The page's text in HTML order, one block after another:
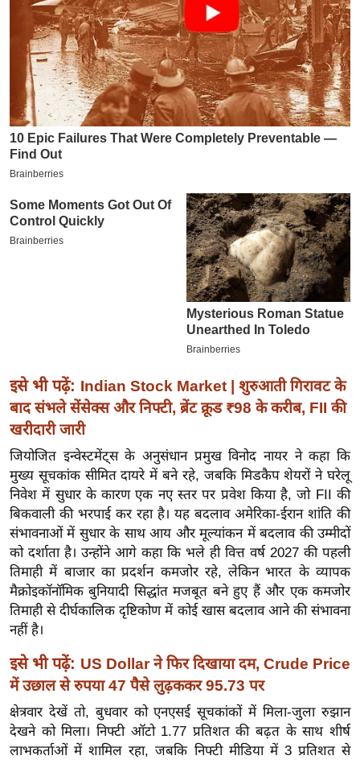
0
2
6
क्रा
इ
म
-
पे
बे
मि
सा
ल
श
ख्सि
य
त
यं
ग
इं
डि
या
सा
हि
त्य
ज
ग
इसे भी पढ़ें: Indian Stock Market | शुरुआती गिरावट के
बाद संभले सेंसेक्स और निफ्टी, ब्रेंट क्रूड ₹98 के करीब, FII की
खरीदारी जारी
जियोजित इन्वेस्टमेंट्स के अनुसंधान प्रमुख विनोद नायर ने कहा कि
मुख्य सूचकांक सीमित दायरे में बने रहे, जबकि मिडकैप शेयरों ने घरेलू
निवेश में सुधार के कारण एक नए स्तर पर प्रवेश किया है, जो FII की
बिकवाली की भरपाई कर रहा है। यह बदलाव अमेरिका-ईरान शांति की
संभावनाओं में सुधार के साथ आय और मूल्यांकन में बदलाव की उम्मीदों
को दर्शाता है। उन्होंने आगे कहा कि भले ही वित्त वर्ष 2027 की पहली
तिमाही में बाजार का प्रदर्शन कमजोर रहे, लेकिन भारत के व्यापक
मैक्रोइकॉनॉमिक बुनियादी सिद्धांत मजबूत बने हुए हैं और एक कमजोर
तिमाही से दीर्घकालिक दृष्टिकोण में कोई खास बदलाव आने की संभावना
नहीं है।
इसे भी पढ़ें: US Dollar ने फिर दिखाया दम, Crude Price
में उछाल से रुपया 47 पैसे लुढ़ककर 95.73 पर
क्षेत्रवार देखें तो, बुधवार को एनएसई सूचकांकों में मिला-जुला रुझान
देखने को मिला। निफ्टी ऑटो 1.77 प्रतिशत की बढ़त के साथ शीर्ष
लाभकर्ताओं में शामिल रहा, जबकि निफ्टी मीडिया में 3 प्रतिशत से